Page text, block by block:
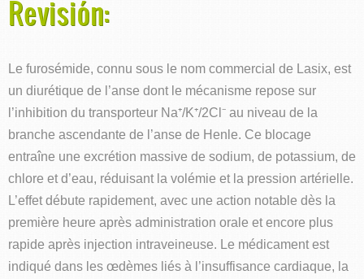
Revisión:
Le furosémide, connu sous le nom commercial de Lasix, est
un diurétique de l’anse dont le mécanisme repose sur
l’inhibition du transporteur Na⁺/K⁺/2Cl⁻ au niveau de la
branche ascendante de l’anse de Henle. Ce blocage
entraîne une excrétion massive de sodium, de potassium, de
chlore et d’eau, réduisant la volémie et la pression artérielle.
L’effet débute rapidement, avec une action notable dès la
première heure après administration orale et encore plus
rapide après injection intraveineuse. Le médicament est
indiqué dans les œdèmes liés à l’insuffisance cardiaque, la